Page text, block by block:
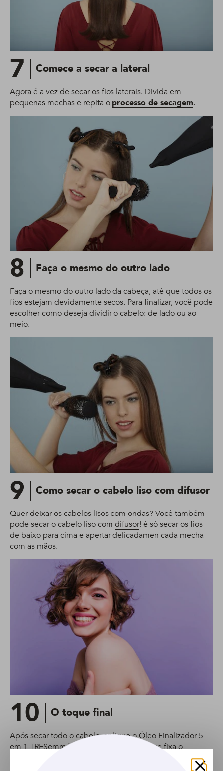
7 Comece a secar a lateral
Agora é a vez de secar os fios laterais. Divida em
pequenas mechas e repita o processo de secagem.
8 Faça o mesmo do outro lado
Faça o mesmo do outro lado da cabeça, até que todos os
fios estejam devidamente secos. Para finalizar, você pode
escolher como deseja dividir o cabelo: de lado ou ao
meio.
9 Como secar o cabelo liso com difusor
Quer deixar os cabelos lisos com ondas? Você também
pode secar o cabelo liso com difusor! é só secar os fios
de baixo para cima e apertar delicadamen cada mecha
com as mãos.
10 O toque final
Após secar todo o cabelo, aplique o Óleo Finalizador 5
em 1 TRESemmé Blindagem Antifrizz, que fixa o
penteado, combate o frizz e ainda recupera a maciez e o